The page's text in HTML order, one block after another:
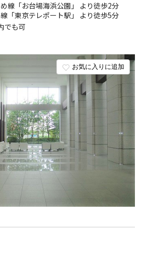
お気に入りに追加
め線「お台場海浜公園」 より徒歩2分
「東京テレポート駅」 より徒歩5分
でも可